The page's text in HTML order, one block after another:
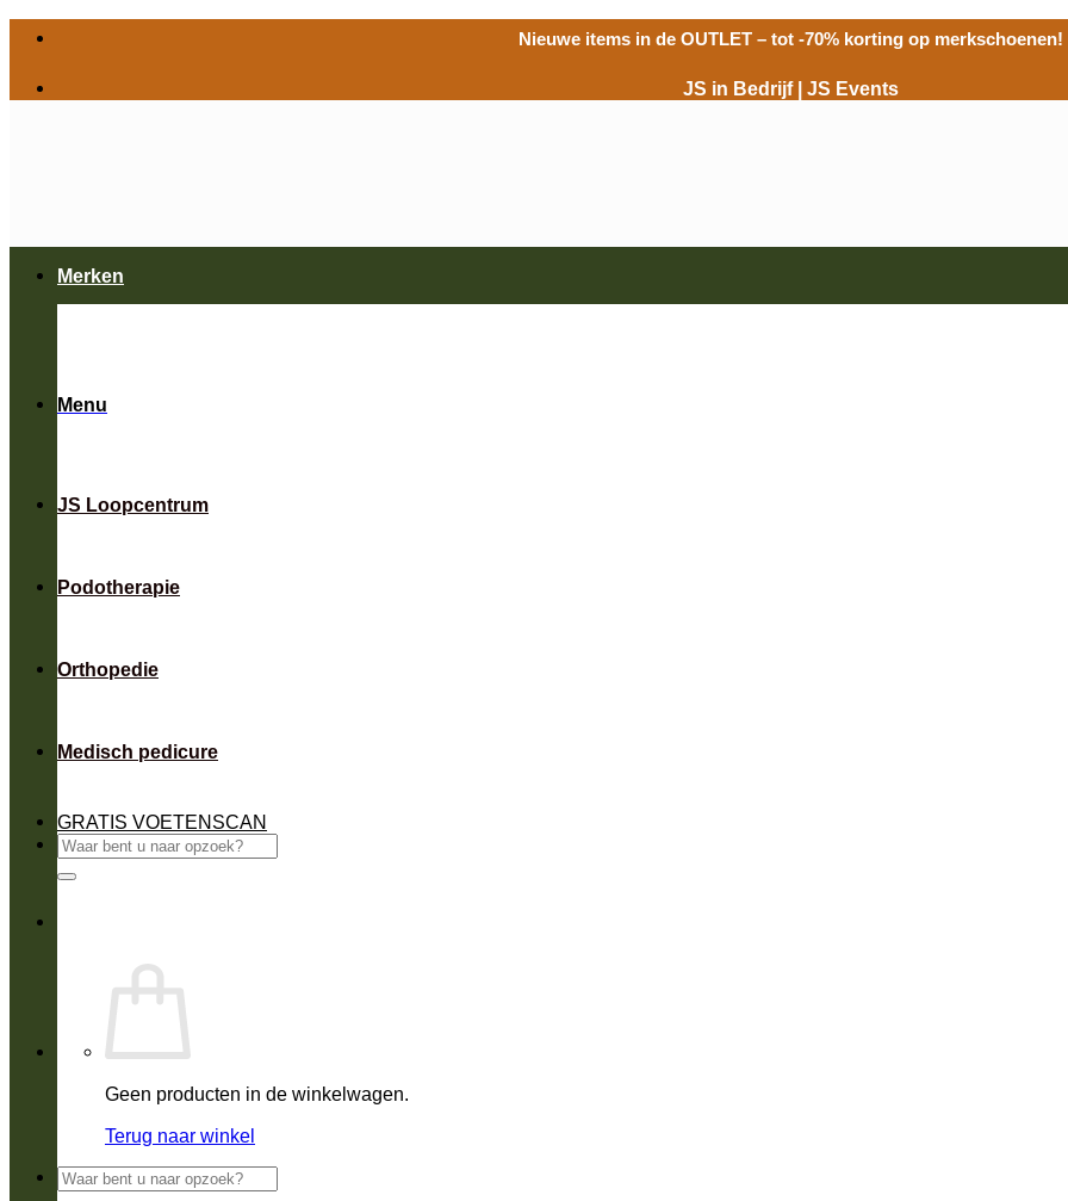
Nieuwe items in de OUTLET– tot -70% korting op merkschoenen!
JS in Bedrijf JS Events
Menu
JS Loopcentrum
Podotherapie
Orthopedie
Medisch pedicure
GRATIS VOETENSCAN
Zoeken
naar:
Geen producten in de winkelwagen.
Terug naar winkel
Zoeken
Merken